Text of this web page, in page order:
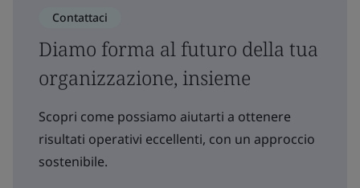
Contattaci
Diamo forma al futuro della tua
organizzazione, insieme
Scopri come possiamo aiutarti a ottenere
risultati operativi eccellenti, con un approccio
sostenibile.